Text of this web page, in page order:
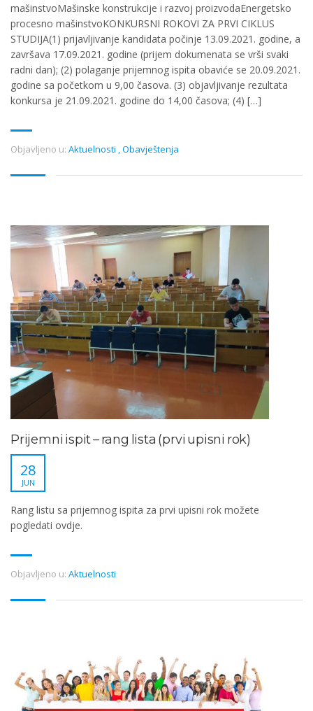
mašinstvoMašinske konstrukcije i razvoj proizvodaEnergetsko
procesno mašinstvoKONKURSNI ROKOVI ZA PRVI CIKLUS
STUDIJA(1) prijavljivanje kandidata počinje 13.09.2021. godine, a
završava 17.09.2021. godine (prijem dokumenata se vrši svaki
radni dan); (2) polaganje prijemnog ispita obaviće se 20.09.2021.
godine sa početkom u 9,00 časova. (3) objavljivanje rezultata
konkursa je 21.09.2021. godine do 14,00 časova; (4) […]
Objavljeno u: Aktuelnosti ,Obavještenja
Prijemni ispit – rang lista (prvi upisni rok)
28
JUN
Rang listu sa prijemnog ispita za prvi upisni rok možete
pogledati ovdje.
Objavljeno u: Aktuelnosti